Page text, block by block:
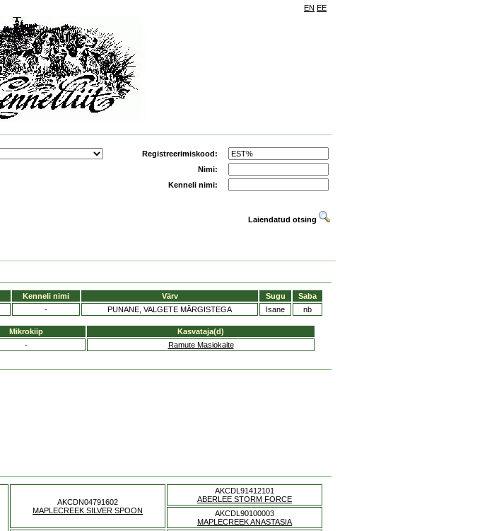
EN EE
Registreerimiskood:
Nimi:
Kenneli nimi:
Laiendatud otsing
Kenneli nimi Värv Sugu
Saba
- PUNANE, VALGETE MÄRGISTEGA Isane nb
Mikrokiip
Kasvataja(d)
- Ramute Masiokaite
AKCDN04791602
MAPLECREEK SILVER SPOON
AKCDL91412101
ABERLEE STORM FORCE
AKCDL90100003
MAPLECREEK ANASTASIA